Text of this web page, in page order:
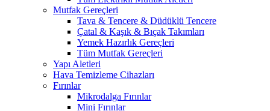
Mutfak Gereçleri
Tava & Tencere & Düdüklü Tencere
Çatal & Kaşık & Bıçak Takımları
Yemek Hazırlık Gereçleri
Tüm Mutfak Gereçleri
Yapı Aletleri
Hava Temizleme Cihazları
Fırınlar
Mikrodalga Fırınlar
Mini Fırınlar